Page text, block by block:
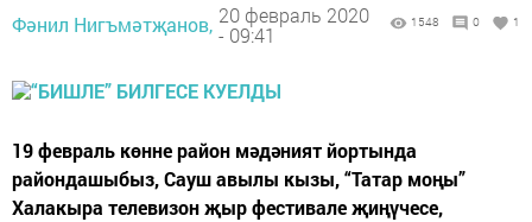
Фәнил Нигъмәтҗанов, 20 февраль 2020
- 09:41
1548 0 1
19 февраль көнне район мәдәният йортында
райондашыбыз, Сауш авылы кызы, “Татар моңы”
Халакыра телевизон җыр фестивале җиңүчесе,